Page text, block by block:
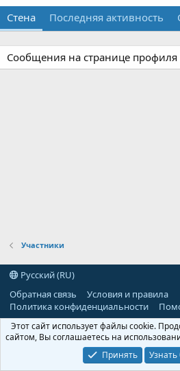
Стена Последняя активность
Сообщения на странице профиля
Участники
Русский (RU)
Обратная связь
Условия и правила
Политика конфиденциальности
Этот сайт использует файлы cookie.
сайтом, Вы соглашаетесь на
Принять